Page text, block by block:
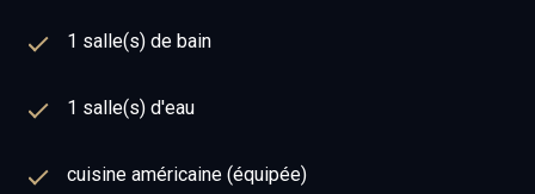
1 salle(s) de bain
1 salle(s) d'eau
cuisine américaine (équipée)